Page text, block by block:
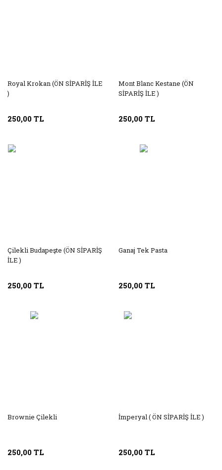
Royal Krokan (ÖN SİPARİŞ İLE
)
250,00 TL
Mont Blanc Kestane (ÖN
SİPARİŞ İLE )
250,00 TL
Çilekli Budapeşte (ÖN SİPARİŞ
İLE )
250,00 TL
Ganaj Tek Pasta
250,00 TL
Brownie Çilekli
250,00 TL
İmperyal ( ÖN SİPARİŞ İLE )
250,00 TL